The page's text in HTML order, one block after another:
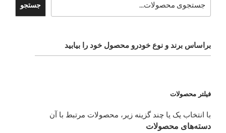
جستجو
براساس برند و نوع خودرو محصول خود را بیابید
فیلتر محصولات
با انتخاب یک یا چند گزینه زیر، محصولات مرتبط با آن
دسته‌های محصولات